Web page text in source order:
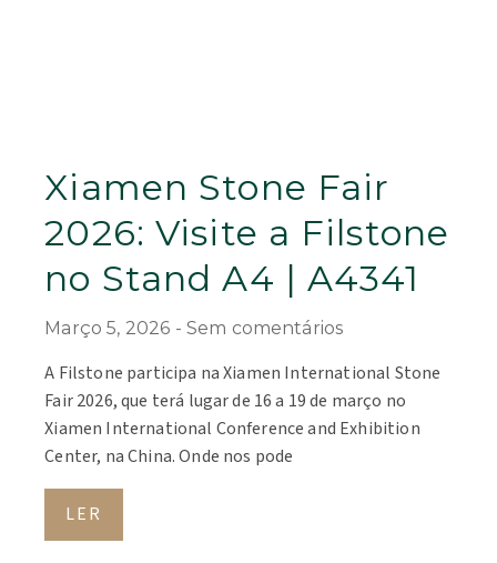
Xiamen Stone Fair
2026: Visite a Filstone
no Stand A4 | A4341
Março 5, 2026 Sem comentários
A Filstone participa na Xiamen International Stone
Fair 2026, que terá lugar de 16 a 19 de março no
Xiamen International Conference and Exhibition
Center, na China. Onde nos pode
LER